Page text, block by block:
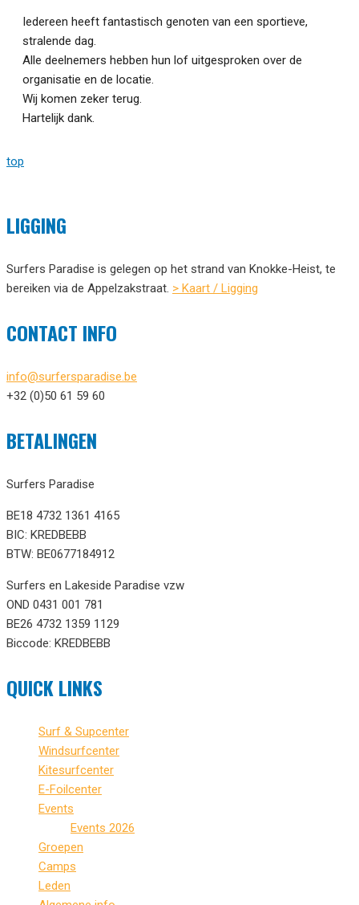
Iedereen heeft fantastisch genoten van een sportieve,
stralende dag.
Alle deelnemers hebben hun lof uitgesproken over de
organisatie en de locatie.
Wij komen zeker terug.
Hartelijk dank.
top
LIGGING
Surfers Paradise is gelegen op het strand van Knokke-Heist, te
bereiken via de Appelzakstraat. > Kaart / Ligging
CONTACT INFO
info@surfersparadise.be
+32 (0)50 61 59 60
BETALINGEN
Surfers Paradise
BE18 4732 1361 4165
BIC: KREDBEBB
BTW: BE0677184912
Surfers en Lakeside Paradise vzw
OND 0431 001 781
BE26 4732 1359 1129
Biccode: KREDBEBB
QUICK LINKS
Surf & Supcenter
Windsurfcenter
Kitesurfcenter
E-Foilcenter
Events
Events 2026
Groepen
Camps
Leden